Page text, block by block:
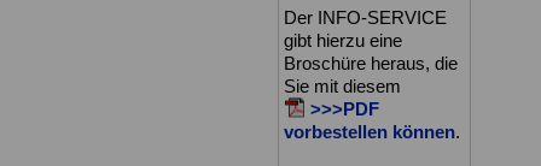
Der INFO-SERVICE
gibt hierzu eine
Broschüre heraus, die
Sie mit diesem
>>>PDF
vorbestellen können.